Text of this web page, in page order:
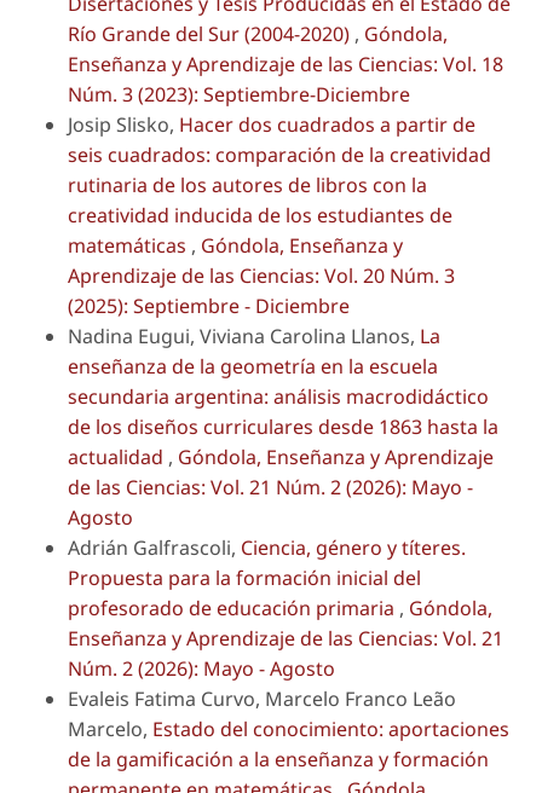
Río Grande del Sur (2004-2020) , Góndola,
Enseñanza y Aprendizaje de las Ciencias: Vol. 18
Núm. 3 (2023): Septiembre-Diciembre
Josip Slisko, Hacer dos cuadrados a partir de
seis cuadrados: comparación de la creatividad
rutinaria de los autores de libros con la
creatividad inducida de los estudiantes de
matemáticas , Góndola, Enseñanza y
Aprendizaje de las Ciencias: Vol. 20 Núm. 3
(2025): Septiembre - Diciembre
Nadina Eugui, Viviana Carolina Llanos, La
enseñanza de la geometría en la escuela
secundaria argentina: análisis macrodidáctico
de los diseños curriculares desde 1863 hasta la
actualidad , Góndola, Enseñanza y Aprendizaje
de las Ciencias: Vol. 21 Núm. 2 (2026): Mayo -
Agosto
Adrián Galfrascoli, Ciencia, género y títeres.
Propuesta para la formación inicial del
profesorado de educación primaria , Góndola,
Enseñanza y Aprendizaje de las Ciencias: Vol. 21
Núm. 2 (2026): Mayo - Agosto
Evaleis Fatima Curvo, Marcelo Franco Leão
Marcelo, Estado del conocimiento: aportaciones
de la gamificación a la enseñanza y formación